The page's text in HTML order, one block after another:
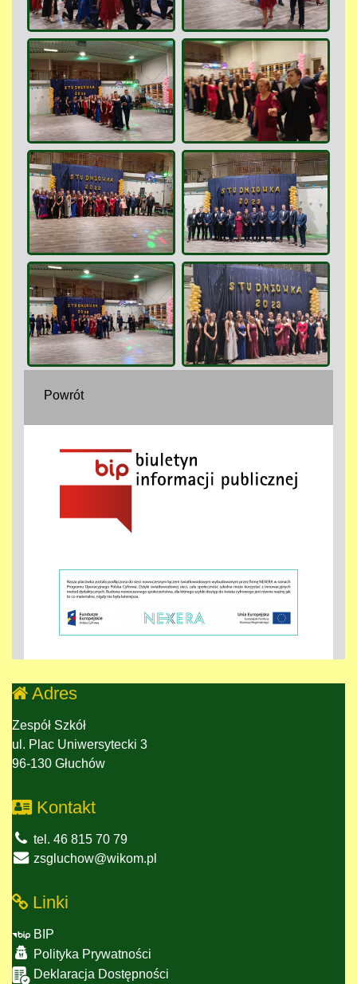
Powrót
Adres
Zespół Szkół
ul. Plac Uniwersytecki 3
96-130 Głuchów
Kontakt
tel. 46 815 70 79
zsgluchow@wikom.pl
Linki
BIP
Polityka Prywatności
Deklaracja Dostępności